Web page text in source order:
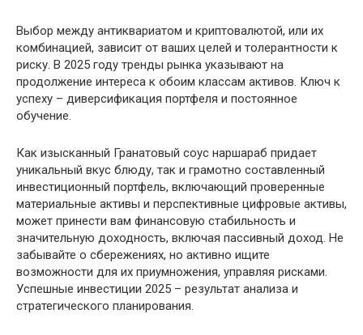
Выбор между антиквариатом и криптовалютой, или их
комбинацией, зависит от ваших целей и толерантности к
риску. В 2025 году тренды рынка указывают на
продолжение интереса к обоим классам активов. Ключ к
успеху – диверсификация портфеля и постоянное
обучение.
Как изысканный Гранатовый соус наршараб придает
уникальный вкус блюду, так и грамотно составленный
инвестиционный портфель, включающий проверенные
материальные активы и перспективные цифровые активы,
может принести вам финансовую стабильность и
значительную доходность, включая пассивный доход. Не
забывайте о сбережениях, но активно ищите
возможности для их приумножения, управляя рисками.
Успешные инвестиции 2025 – результат анализа и
стратегического планирования.